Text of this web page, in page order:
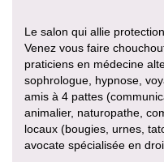
Le salon qui allie
Venez vous faire
praticiens en médecine
sophrologue, hypnose,
amis à 4 pattes
animalier, naturopathe,
locaux (bougies, urnes,
avocate spécialisée en